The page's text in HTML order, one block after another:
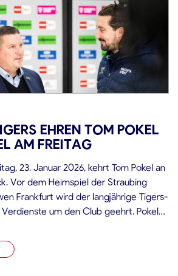
EHREN TOM POKEL
AM FREITAG
23. Januar 2026, kehrt Tom Pokel an
Vor dem Heimspiel der Straubing
Frankfurt wird der langjährige Tigers-
um den Club geehrt. Pokel
Zeit nachhaltig die sportliche